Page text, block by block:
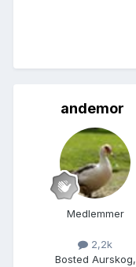
andemor
Medlemmer
2,2k
Bosted Aurskog,